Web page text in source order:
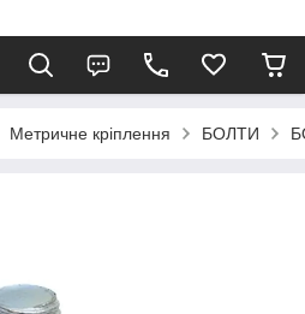
Метричне кріплення БОЛТИ